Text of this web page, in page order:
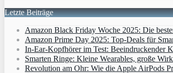
Letzte Beiträge
Amazon Black Friday Woche 2025: Die
Amazon Prime Day 2025: Top-Deals für
In-Ear-Kopfhörer im Test: Beeindruckender
Smarten Ringe: Kleine Wearables, große
Revolution am Ohr: Wie die Apple AirPods